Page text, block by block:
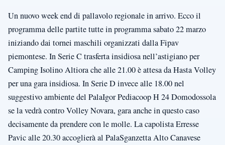
Un nuovo week end di pallavolo regionale in arrivo. Ecco il
programma delle partite tutte in programma sabato 22 marzo
iniziando dai tornei maschili organizzati dalla Fipav
piemontese. In Serie C trasferta insidiosa nell’astigiano per
Camping Isolino Altiora che alle 21.00 è attesa da Hasta Volley
per una gara insidiosa. In Serie D invece alle 18.00 nel
suggestivo ambiente del PalaIgor Pediacoop H 24 Domodossola
se la vedrà contro Volley Novara, gara anche in questo caso
decisamente da prendere con le molle. La capolista Erresse
Pavic alle 20.30 accoglierà al PalaSganzetta Alto Canavese